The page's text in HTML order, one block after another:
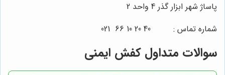
پاساژ شهر ابزار گذر 4 واحد 2
شماره تماس : 40 20 10 66 021
سوالات متداول کفش ایمنی